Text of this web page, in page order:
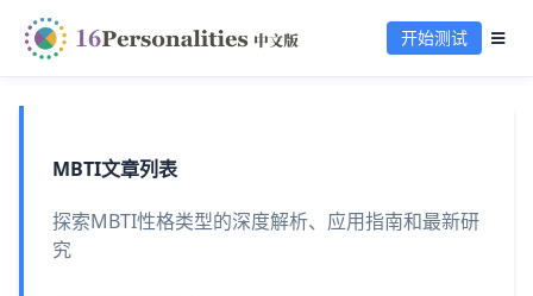
开始测试
MBTI文章列表
探索MBTI性格类型的深度解析、应用指南和最新研
究